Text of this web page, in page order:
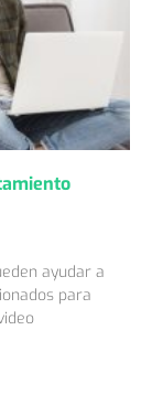
ayudar a
para